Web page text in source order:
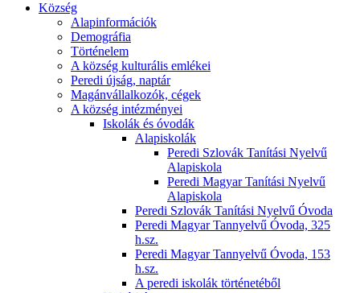
Község
Alapinformációk
Demográfia
Történelem
A község kulturális emlékei
Peredi újság, naptár
Magánvállalkozók, cégek
A község intézményei
Iskolák és óvodák
Alapiskolák
Peredi Szlovák Tanítási Nyelvű
Alapiskola
Peredi Magyar Tanítási Nyelvű
Alapiskola
Peredi Szlovák Tanítási Nyelvű Óvoda
Peredi Magyar Tannyelvű Óvoda, 325
h.sz.
Peredi Magyar Tannyelvű Óvoda, 153
h.sz.
A peredi iskolák történetéből